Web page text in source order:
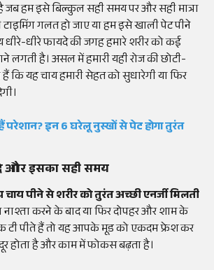
हम इसे बिल्कुल सही समय पर और सही मात्रा
गलत हो जाए या हम इसे खाली पेट पीने
धीरे-धीरे फायदे की जगह हमारे शरीर को कई
लगती है। असल में हमारी यही रोज की छोटी-
कि यह चाय हमारी सेहत को सुधारेगी या फिर
इन 6 घरेलू नुस्खों से पेट होगा तुरंत
और इसका सही समय
पीने से शरीर को तुरंत अच्छी एनर्जी मिलती
करने के बाद या फिर दोपहर और शाम के
टी पीते हैं तो यह आपके मूड को एकदम फ्रेश कर
होता है और काम में फोकस बढ़ता है।